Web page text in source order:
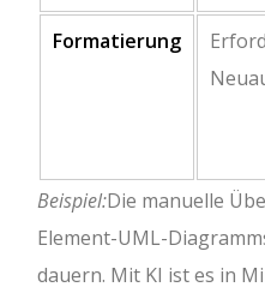
Formatierung
Beispiel:Die manuelle
Element-UML-
dauern. Mit KI ist es in